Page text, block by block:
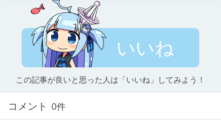
いいね
この記事が良いと思った人は「いいね」してみよう！
コメント 0件